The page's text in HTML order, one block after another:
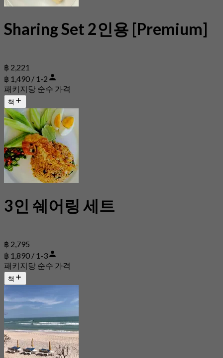
Sharing Set 2인용 [Premium]
฿ 2,221
฿ 1,490 / 1-2
패키지당 순수 가격
책
3인 쉐어링 세트
฿ 2,795
฿ 1,890 / 1-3
패키지당 순수 가격
책